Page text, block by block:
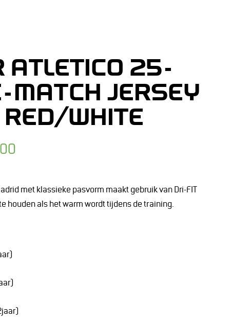
ATLETICO 25-
MATCH JERSEY
WHITE
met klassieke pasvorm maakt gebruik van Dri-FIT
houden als het warm wordt tijdens de training.